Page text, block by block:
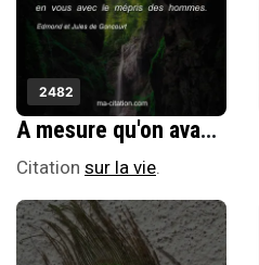
2482
A mesure qu'on avance dans la vie, l'amour de la sociÃ©tÃ© croÃ®t en vous avec le mÃ©pris des hommes.
Citation sur la vie.